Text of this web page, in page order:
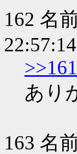
162 名
>>161
あり
163 名